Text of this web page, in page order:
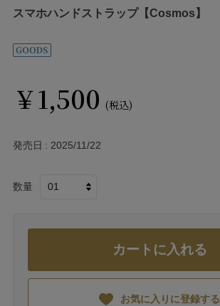
スマホハンドストラップ【Cosmos】
￥1,500 (税込)
発売日 2025/11/22
数量
カートに入れる
お気に入りに登録する